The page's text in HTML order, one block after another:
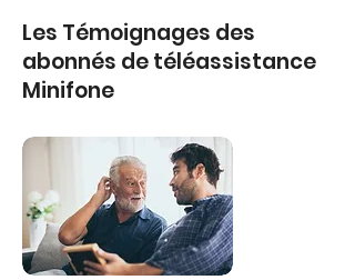
Les Témoignages des
abonnés de téléassistance
Minifone